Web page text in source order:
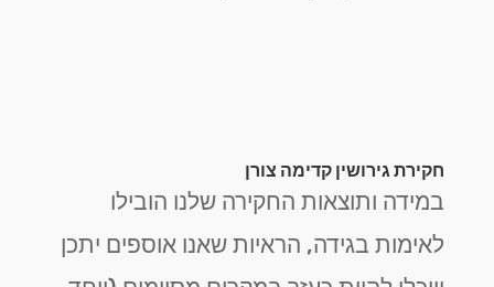
חקירת גירושין קדימה צורן
במידה ותוצאות החקירה שלנו הובילו
לאימות בגידה, הראיות שאנו אוספים יתכן